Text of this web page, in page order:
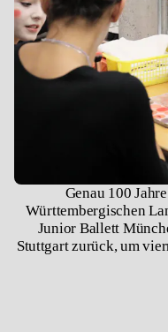
Genau 100
Württembergischen
Junior Ballett
Stuttgart zurück, um